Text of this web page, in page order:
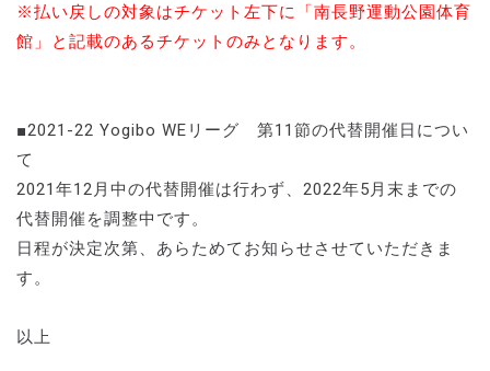
※払い戻しの対象はチケット左下に「南長野運動公園体育
館」と記載のあるチケットのみとなります。
■2021-22 Yogibo WEリーグ 第11節の代替開催日につい
て
2021年12月中の代替開催は行わず、2022年5月末までの
代替開催を調整中です。
日程が決定次第、あらためてお知らせさせていただきま
す。
以上